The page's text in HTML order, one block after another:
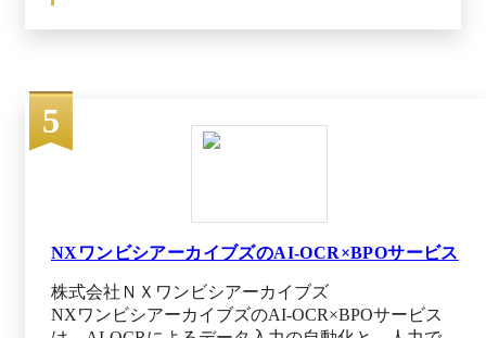
や機微情報漏えいの心配なし！ 【レスポン
ス】 大量OCR時もすぐに結果確認が可能！待
ち時間のない業務を実現 ----------------------------------
注文書･納品書などの多様なレイアウトが存在す
る帳票に対応！ 請求書などの帳票は、取引先
によってレイアウトが異なります。 ｢DynaEye
11 Entry AI-OCR｣では、取引先によって項目名や
位置が異なる帳票を一括で読み取ることが可能で
す。 ２．自社で取り扱う帳票に特化した認識
5
NXワンビシアーカイブズのAI-OCR×BPOサービス
株式会社ＮＸワンビシアーカイブズ
NXワンビシアーカイブズのAI-OCR×BPOサービス